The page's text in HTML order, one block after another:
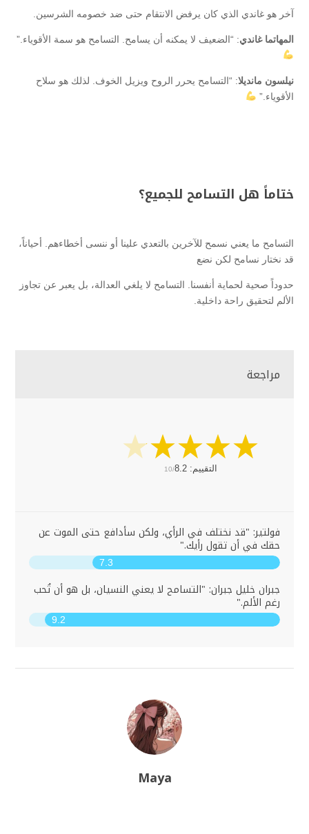
آخر هو غاندي الذي كان يرفض الانتقام حتى ضد خصومه الشرسين.
المهاتما غاندي: “الضعيف لا يمكنه أن يسامح. التسامح هو سمة الأقوياء.”
نيلسون مانديلا: “التسامح يحرر الروح ويزيل الخوف. لذلك هو سلاح
الأقوياء.”
ختاماً هل التسامح للجميع؟
التسامح ما يعني نسمح للآخرين بالتعدي علينا أو ننسى أخطاءهم. أحياناً،
قد نختار نسامح لكن نضع
حدوداً صحية لحماية أنفسنا. التسامح لا يلغي العدالة، بل يعبر عن تجاوز
الألم لتحقيق راحة داخلية.
مراجعة
التقييم: 10/8.2
فولتير: "قد نختلف في الرأي، ولكن سأدافع حتى الموت عن
حقك في أن تقول رأيك."
7.3
جبران خليل جبران: "التسامح لا يعني النسيان، بل هو أن تُحب
رغم الألم."
9.2
Maya